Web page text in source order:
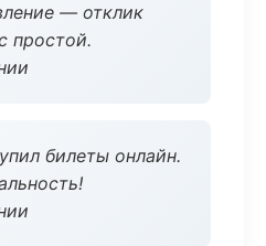
— отклик
простой.
билеты онлайн.